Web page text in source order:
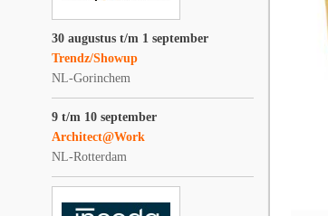
30 augustus t/m 1 september
Trendz/Showup
NL-Gorinchem
9 t/m 10 september
Architect@Work
NL-Rotterdam